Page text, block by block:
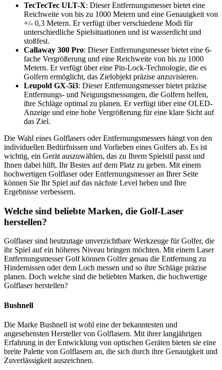
TecTecTec ULT-X: Dieser Entfernungsmesser bietet eine
Reichweite von bis zu 1000 Metern und eine Genauigkeit von
+/- 0,3 Metern. Er verfügt über verschiedene Modi für
unterschiedliche Spielsituationen und ist wasserdicht und
stoßfest.
Callaway 300 Pro: Dieser Entfernungsmesser bietet eine 6-
fache Vergrößerung und eine Reichweite von bis zu 1000
Metern. Er verfügt über eine Pin-Lock-Technologie, die es
Golfern ermöglicht, das Zielobjekt präzise anzuvisieren.
Leupold GX-5i3: Dieser Entfernungsmesser bietet präzise
Entfernungs- und Neigungsmessungen, die Golfern helfen,
ihre Schläge optimal zu planen. Er verfügt über eine OLED-
Anzeige und eine hohe Vergrößerung für eine klare Sicht auf
das Ziel.
Die Wahl eines Golflasers oder Entfernungsmessers hängt von den
individuellen Bedürfnissen und Vorlieben eines Golfers ab. Es ist
wichtig, ein Gerät auszuwählen, das zu Ihrem Spielstil passt und
Ihnen dabei hilft, Ihr Bestes auf dem Platz zu geben. Mit einem
hochwertigen Golflaser oder Entfernungsmesser an Ihrer Seite
können Sie Ihr Spiel auf das nächste Level heben und Ihre
Ergebnisse verbessern.
Welche sind beliebte Marken, die Golf-Laser
herstellen?
Golflaser sind heutzutage unverzichtbare Werkzeuge für Golfer, die
ihr Spiel auf ein höheres Niveau bringen möchten. Mit einem Laser
Entfernungsmesser Golf können Golfer genau die Entfernung zu
Hindernissen oder dem Loch messen und so ihre Schläge präzise
planen. Doch welche sind die beliebten Marken, die hochwertige
Golflaser herstellen?
Bushnell
Die Marke Bushnell ist wohl eine der bekanntesten und
angesehensten Hersteller von Golflasern. Mit ihrer langjährigen
Erfahrung in der Entwicklung von optischen Geräten bieten sie eine
breite Palette von Golflasern an, die sich durch ihre Genauigkeit und
Zuverlässigkeit auszeichnen.